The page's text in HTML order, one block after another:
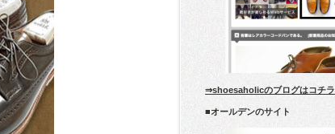
⇒shoesaholicのブログはコチラ
■オールデンのサイト